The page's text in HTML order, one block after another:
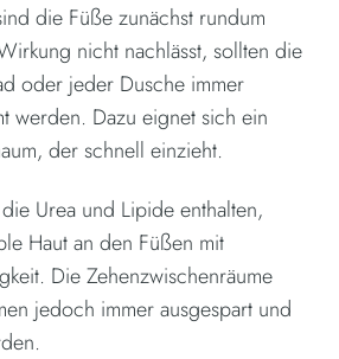
die Füße zunächst rundum
nicht nachlässt, sollten die
oder jeder Dusche immer
werden. Dazu eignet sich ein
der schnell einzieht.
Urea und Lipide enthalten,
Haut an den Füßen mit
Die Zehenzwischenräume
jedoch immer ausgespart und